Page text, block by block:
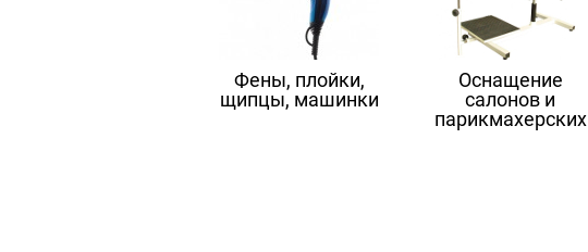
Фены, плойки,
щипцы, машинки
Оснащение
салонов и
парикмахерских